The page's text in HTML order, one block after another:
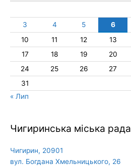
3
4 5 6
10
11 12 13
17
18 19 20
24
25 26 27
31
« Лип
Чигиринська міська рада
Чигирин, 20901
вул. Богдана Хмельницького, 26